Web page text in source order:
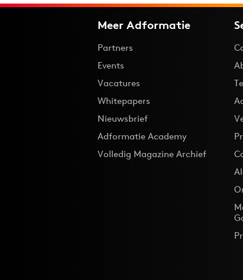
Meer Adformatie
Partners
Events
Vacatures
Whitepapers
Nieuwsbrief
Adformatie Academy
Volledig Magazine Archief